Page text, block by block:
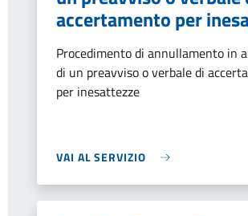
accertamento per
Procedimento di annullamento in
di un preavviso o verbale di
per inesattezze
VAI AL SERVIZIO